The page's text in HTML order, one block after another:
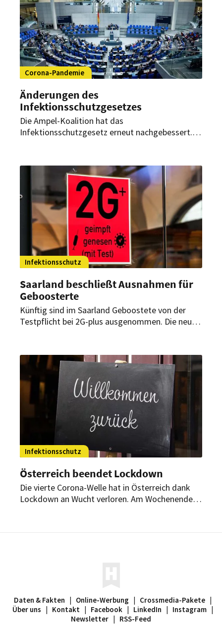
Corona-Pandemie
Änderungen des
Infektionsschutzgesetzes
Die Ampel-Koalition hat das
Infektionsschutzgesetz erneut nachgebessert.
Infektionsschutz
Saarland beschließt Ausnahmen für
Geboosterte
Künftig sind im Saarland Geboostete von der
Testpflicht bei 2G-plus ausgenommen. Die neue
Infektionsschutz
Österreich beendet Lockdown
Die vierte Corona-Welle hat in Österreich dank
Lockdown an Wucht verloren. Am Wochenende
Daten & Fakten | Online-Werbung | Crossmedia-Pakete |
Über uns | Kontakt | Facebook | LinkedIn | Instagram |
Newsletter | RSS-Feed